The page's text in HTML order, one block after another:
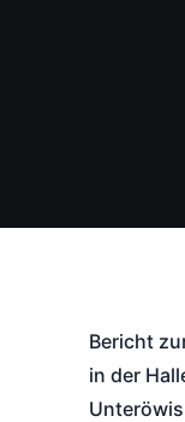
Bericht
in der